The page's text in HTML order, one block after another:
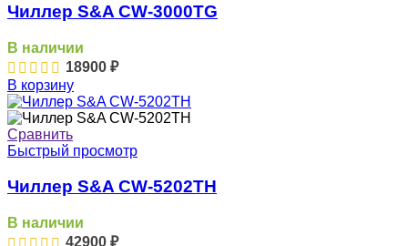
Чиллер S&A CW-3000TG
В наличии
18900 ₽
В корзину
Сравнить
Быстрый просмотр
Чиллер S&A CW-5202TH
В наличии
42900 ₽